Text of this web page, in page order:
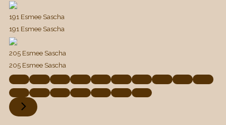
191 Esmee Sascha
191 Esmee Sascha
205 Esmee Sascha
205 Esmee Sascha